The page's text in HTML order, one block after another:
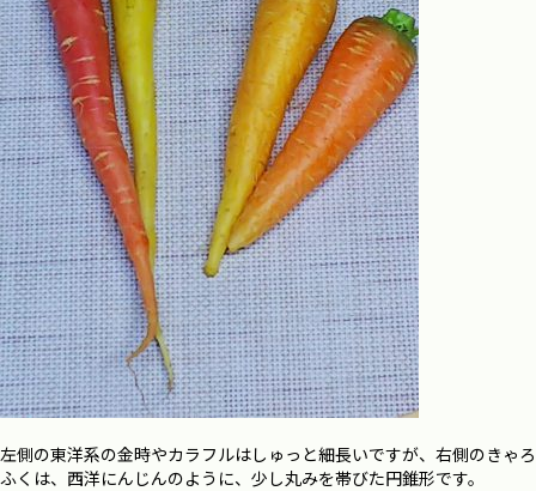
左側の東洋系の金時やカラフルはしゅっと細長いですが、右側のきゃろ
ふくは、西洋にんじんのように、少し丸みを帯びた円錐形です。